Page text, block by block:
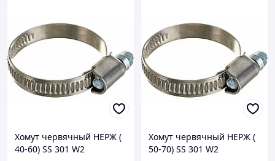
Хомут червячный НЕРЖ (
40-60) SS 301 W2
Хомут червячный НЕРЖ (
50-70) SS 301 W2